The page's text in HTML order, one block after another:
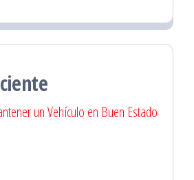
un Vehículo en Buen Estado